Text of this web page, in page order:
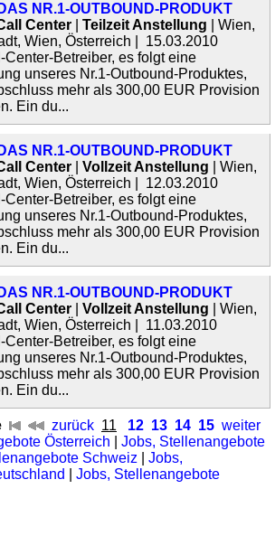
NR.1-OUTBOUND-PRODUKT
Center Teilzeit Anstellung | Wien,
Wien, Österreich | 15.03.2010
Center-Betreiber, es folgt eine
unseres Nr.1-Outbound-Produktes,
mehr als 300,00 EUR Provision
Ein du...
NR.1-OUTBOUND-PRODUKT
Center Vollzeit Anstellung | Wien,
Wien, Österreich | 12.03.2010
Center-Betreiber, es folgt eine
unseres Nr.1-Outbound-Produktes,
mehr als 300,00 EUR Provision
Ein du...
NR.1-OUTBOUND-PRODUKT
Center Vollzeit Anstellung | Wien,
Wien, Österreich | 11.03.2010
Center-Betreiber, es folgt eine
unseres Nr.1-Outbound-Produktes,
mehr als 300,00 EUR Provision
Ein du...
zurück 11 12 13 14 15 weiter
Österreich
Jobs, Stellenangebote
Schweiz
Jobs,
Jobs, Stellenangebote